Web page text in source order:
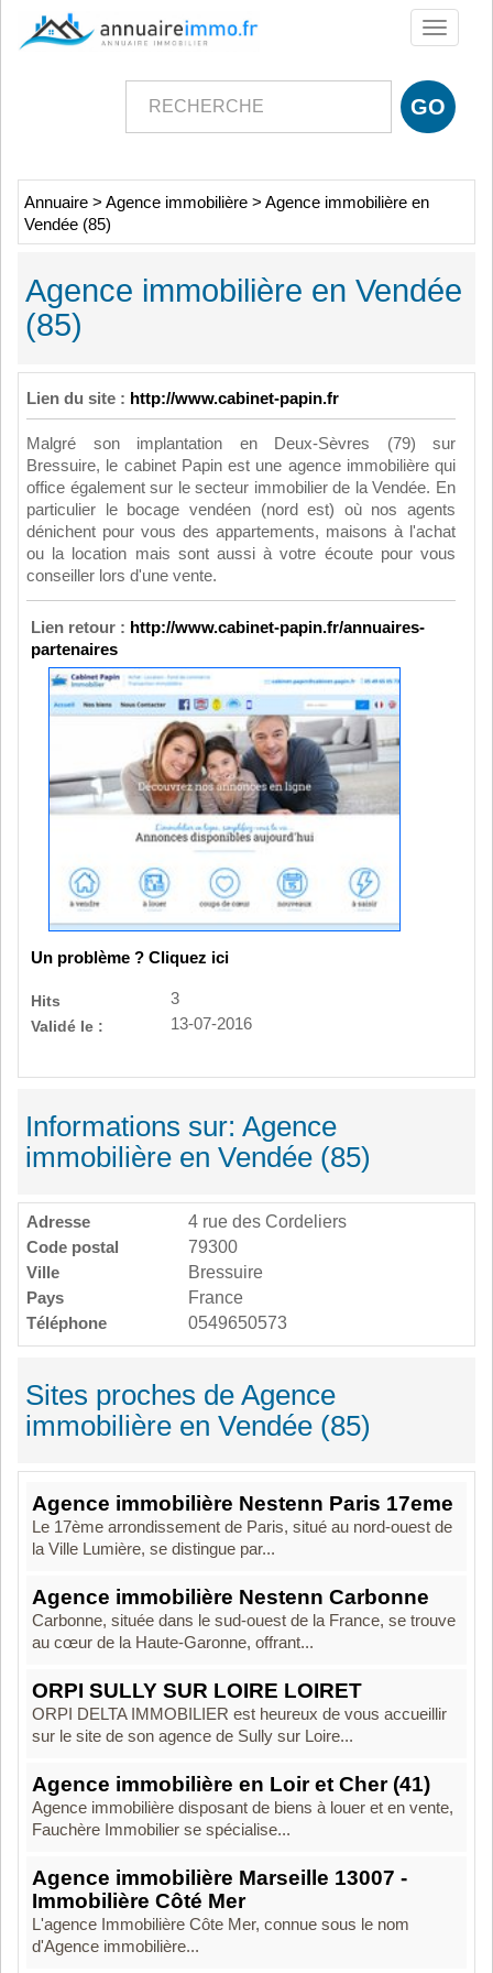
Toggle
Annuaire > Agence immobilière > Agence immobilière en
Vendée (85)
Agence immobilière en Vendée
(85)
Lien du site : http://www.cabinet-papin.fr
Malgré son implantation en Deux-Sèvres (79) sur
Bressuire, le cabinet Papin est une agence immobilière qui
office également sur le secteur immobilier de la Vendée. En
particulier le bocage vendéen (nord est) où nos agents
dénichent pour vous des appartements, maisons à l'achat
ou la location mais sont aussi à votre écoute pour vous
conseiller lors d'une vente.
Lien retour : http://www.cabinet-papin.fr/annuaires-
partenaires
Un problème ? Cliquez ici
Hits
3
Validé le :
13-07-2016
Informations sur: Agence
immobilière en Vendée (85)
Adresse
4 rue des Cordeliers
Code postal
79300
Ville
Bressuire
Pays
France
Téléphone
0549650573
Sites proches de Agence
immobilière en Vendée (85)
Agence immobilière Nestenn Paris 17eme
Le 17ème arrondissement de Paris, situé au nord-ouest de
la Ville Lumière, se distingue par...
Agence immobilière Nestenn Carbonne
Carbonne, située dans le sud-ouest de la France, se trouve
au cœur de la Haute-Garonne, offrant...
ORPI SULLY SUR LOIRE LOIRET
ORPI DELTA IMMOBILIER est heureux de vous accueillir
sur le site de son agence de Sully sur Loire...
Agence immobilière en Loir et Cher (41)
Agence immobilière disposant de biens à louer et en vente,
Fauchère Immobilier se spécialise...
Agence immobilière Marseille 13007 -
Immobilière Côté Mer
L'agence Immobilière Côte Mer, connue sous le nom
d'Agence immobilière...